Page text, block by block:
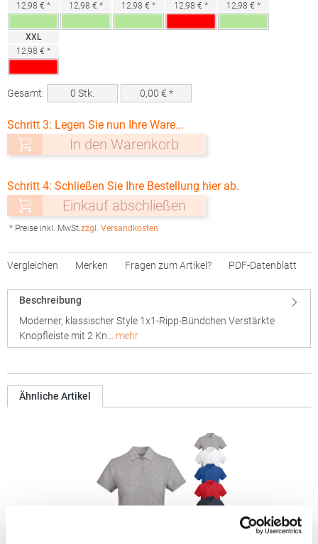
12,98 € *
12,98 € *
12,98 € *
12,98 € *
12,98 € *
XXL
12,98 € *
Gesamt: 0 Stk. 0,00 € *
Schritt 3: Legen Sie nun Ihre Ware...
In den Warenkorb
Schritt 4: Schließen Sie Ihre Bestellung hier ab.
Einkauf abschließen
* Preise inkl. MwSt.zzgl. Versandkosten
Vergleichen Merken Fragen zum Artikel? PDF-Datenblatt
Beschreibung
Moderner, klassischer Style 1x1-Ripp-Bündchen Verstärkte
Knopfleiste mit 2 Kn… mehr
Ähnliche Artikel